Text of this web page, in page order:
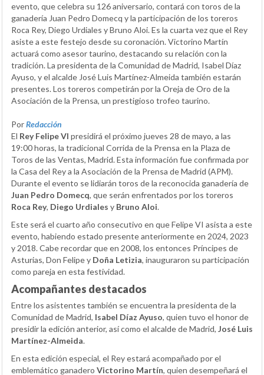
evento, que celebra su 126 aniversario, contará con toros de la
ganadería Juan Pedro Domecq y la participación de los toreros
Roca Rey, Diego Urdiales y Bruno Aloi. Es la cuarta vez que el Rey
asiste a este festejo desde su coronación. Victorino Martín
actuará como asesor taurino, destacando su relación con la
tradición. La presidenta de la Comunidad de Madrid, Isabel Díaz
Ayuso, y el alcalde José Luis Martínez-Almeida también estarán
presentes. Los toreros competirán por la Oreja de Oro de la
Asociación de la Prensa, un prestigioso trofeo taurino.
PorRedacción
El Rey Felipe VI presidirá el próximo jueves 28 de mayo, a las
19:00 horas, la tradicional Corrida de la Prensa en la Plaza de
Toros de las Ventas, Madrid. Esta información fue confirmada por
la Casa del Rey a la Asociación de la Prensa de Madrid (APM).
Durante el evento se lidiarán toros de la reconocida ganadería de
Juan Pedro Domecq, que serán enfrentados por los toreros
Roca Rey, Diego Urdiales y Bruno Aloi.
Este será el cuarto año consecutivo en que Felipe VI asista a este
evento, habiendo estado presente anteriormente en 2024, 2023
y 2018. Cabe recordar que en 2008, los entonces Príncipes de
Asturias, Don Felipe y Doña Letizia, inauguraron su participación
como pareja en esta festividad.
Acompañantes destacados
Entre los asistentes también se encuentra la presidenta de la
Comunidad de Madrid, Isabel Díaz Ayuso, quien tuvo el honor de
presidir la edición anterior, así como el alcalde de Madrid, José Luis
Martínez-Almeida.
En esta edición especial, el Rey estará acompañado por el
emblemático ganadero Victorino Martín, quien desempeñará el